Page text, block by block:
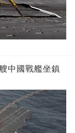
中國戰艦坐鎮